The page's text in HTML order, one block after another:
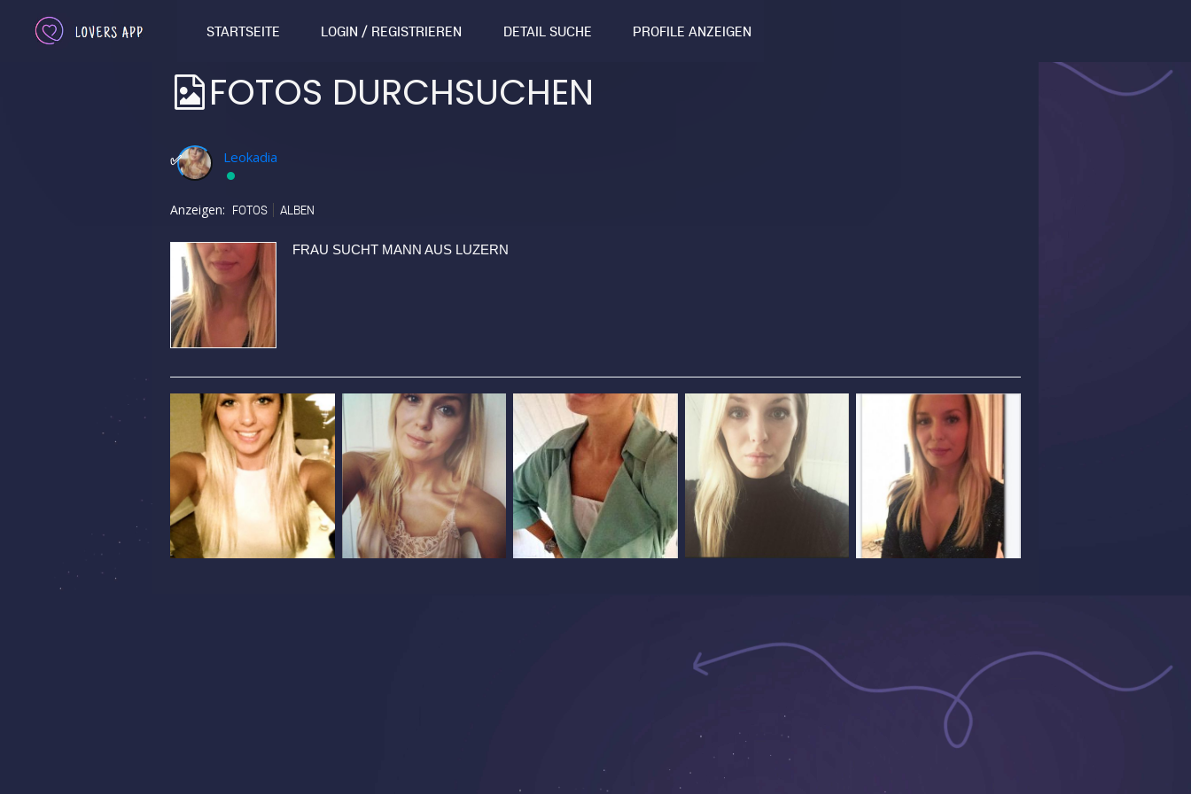
STARTSEITE LOGIN / REGISTRIEREN DETAIL SUCHE PROFILE ANZEIGEN
FOTOS DURCHSUCHEN
✅ Leokadia
Anzeigen: FOTOS ALBEN
FRAU SUCHT MANN AUS LUZERN